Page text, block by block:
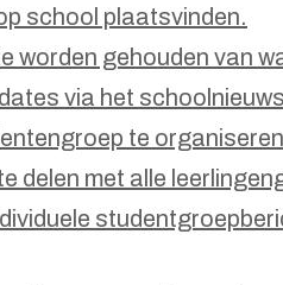
school plaatsvinden.
worden gehouden van
via het
te
delen met alle